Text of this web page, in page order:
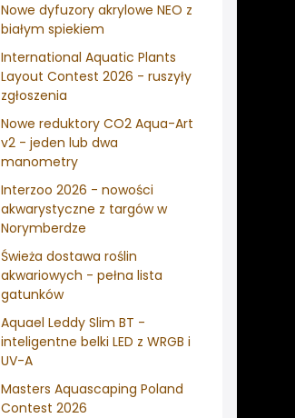
Nowe dyfuzory akrylowe NEO z
białym spiekiem
International Aquatic Plants
Layout Contest 2026 - ruszyły
zgłoszenia
Nowe reduktory CO2 Aqua-Art
v2 - jeden lub dwa
manometry
Interzoo 2026 - nowości
akwarystyczne z targów w
Norymberdze
Świeża dostawa roślin
akwariowych - pełna lista
gatunków
Aquael Leddy Slim BT -
inteligentne belki LED z WRGB i
UV-A
Masters Aquascaping Poland
Contest 2026